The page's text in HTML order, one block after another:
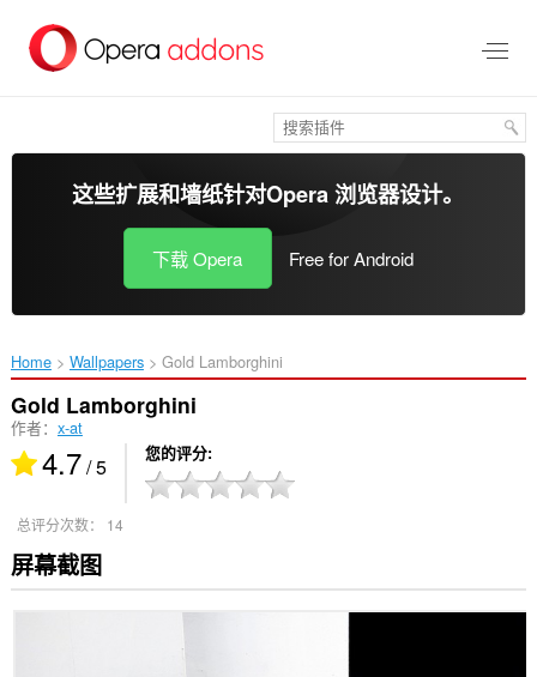
这些扩展和墙纸针对Opera 浏览器设计。
下载 Opera Free for Android
Home Wallpapers Gold Lamborghini ‎
Gold Lamborghini
作者： x-at
4.7/ 5 您的评分
总评分次数： 14
屏幕截图